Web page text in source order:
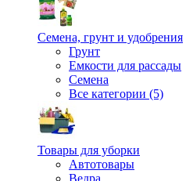
Семена, грунт и удобрения
Грунт
Емкости для рассады
Семена
Все категории (5)
Товары для уборки
Автотовары
Ведра